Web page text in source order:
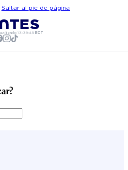
Saltar al pie de página
13:38:45 ECT